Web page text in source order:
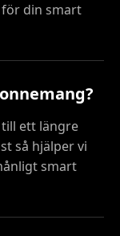
din smart
till ett längre
så hjälper vi
smart